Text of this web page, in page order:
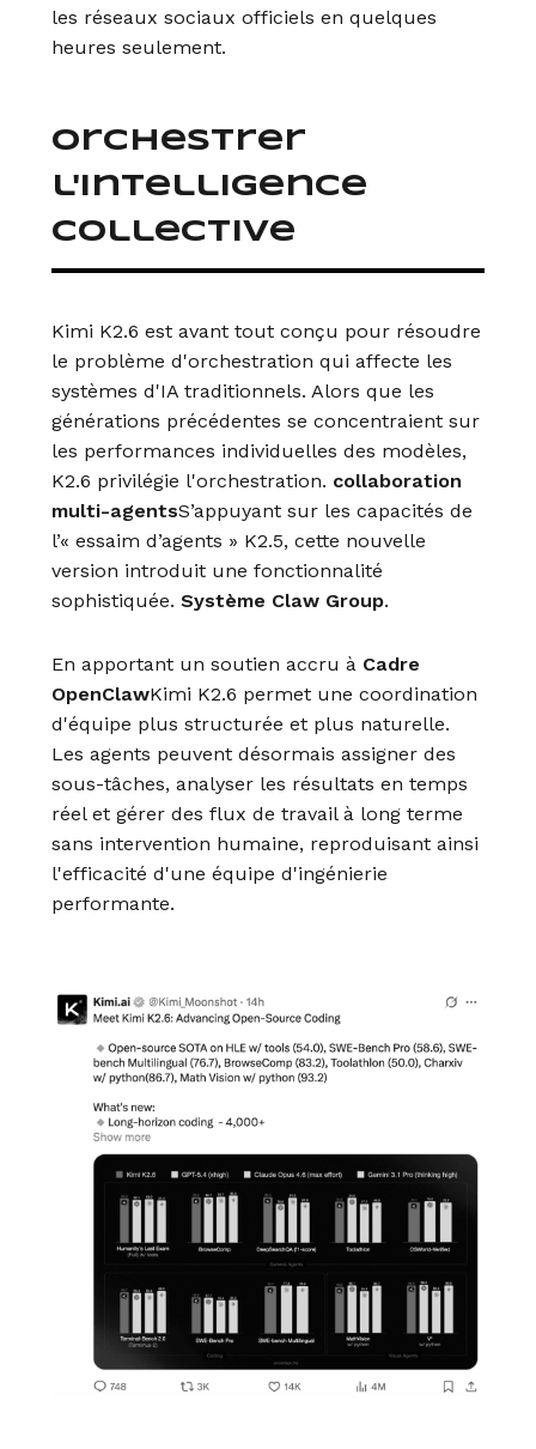
les réseaux sociaux officiels en quelques
heures seulement.
Orchestrer
l'intelligence
collective
Kimi K2.6 est avant tout conçu pour résoudre
le problème d'orchestration qui affecte les
systèmes d'IA traditionnels. Alors que les
générations précédentes se concentraient sur
les performances individuelles des modèles,
K2.6 privilégie l'orchestration. collaboration
multi-agentsS’appuyant sur les capacités de
l’« essaim d’agents » K2.5, cette nouvelle
version introduit une fonctionnalité
sophistiquée. Système Claw Group.
En apportant un soutien accru à Cadre
OpenClawKimi K2.6 permet une coordination
d'équipe plus structurée et plus naturelle.
Les agents peuvent désormais assigner des
sous-tâches, analyser les résultats en temps
réel et gérer des flux de travail à long terme
sans intervention humaine, reproduisant ainsi
l'efficacité d'une équipe d'ingénierie
performante.